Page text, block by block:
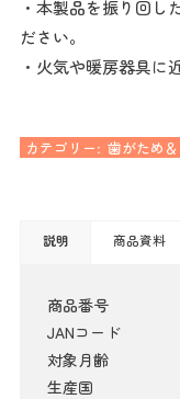
・本製品を振り回し
ださい。
・火気や暖房器具に
カテゴリー: 歯がため
説明 商品資料
商品番号
JANコード
対象月齢
生産国